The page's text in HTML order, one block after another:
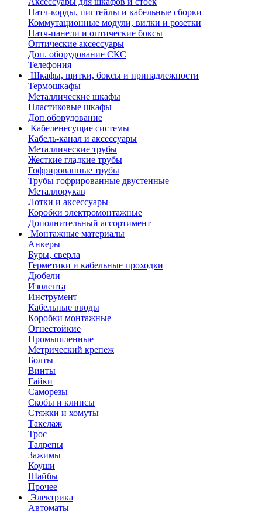
Патч-корды, пигтейлы и кабельные сборки
Коммутационные модули, вилки и розетки
Патч-панели и оптические боксы
Оптические аксессуары
Доп. оборудование СКС
Телефония
Шкафы, щитки, боксы и принадлежности
Термошкафы
Металлические шкафы
Пластиковые шкафы
Доп.оборудование
Кабеленесущие системы
Кабель-канал и аксессуары
Металлические трубы
Жесткие гладкие трубы
Гофрированные трубы
Трубы гофрированные двустенные
Металлорукав
Лотки и аксессуары
Коробки электромонтажные
Дополнительный ассортимент
Монтажные материалы
Анкеры
Буры, сверла
Герметики и кабельные проходки
Дюбели
Изолента
Инструмент
Кабельные вводы
Коробки монтажные
Огнестойкие
Промышленные
Метрический крепеж
Болты
Винты
Гайки
Саморезы
Скобы и клипсы
Стяжки и хомуты
Такелаж
Трос
Талрепы
Зажимы
Коуши
Шайбы
Прочее
Электрика
Автоматы